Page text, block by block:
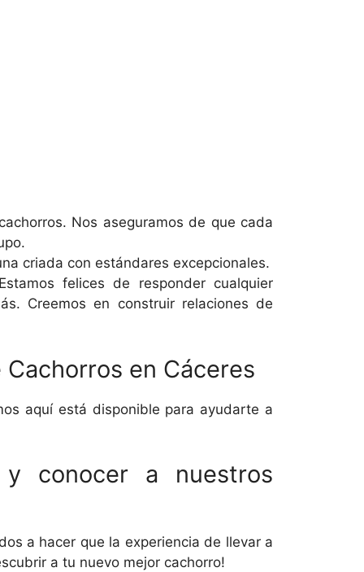
Nos aseguramos de que cada
criada con estándares excepcionales.
felices de responder cualquier
Creemos en construir relaciones de
en Cáceres
aquí está disponible para ayudarte a
y conocer a nuestros
a hacer que la experiencia de llevar a
a tu nuevo mejor cachorro!